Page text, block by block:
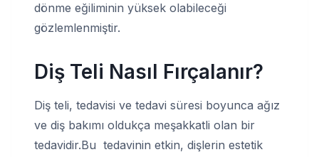
dönme eğiliminin yüksek olabileceği
gözlemlenmiştir.
Diş Teli Nasıl Fırçalanır?
Diş teli, tedavisi ve tedavi süresi boyunca ağız
ve diş bakımı oldukça meşakkatli olan bir
tedavidir.Bu tedavinin etkin, dişlerin estetik